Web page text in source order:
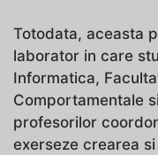
Totodata, aceasta
laborator in care
Informatica,
Comportamentale
profesorilor
exerseze crearea